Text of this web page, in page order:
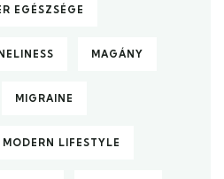
EGÉSZSÉGE
MAGÁNY
MIGRAINE
MODERN LIFESTYLE